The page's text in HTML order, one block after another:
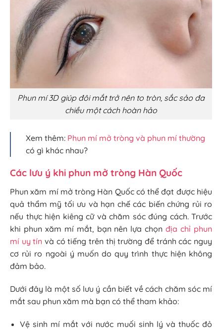
Phun mí 3D giúp đôi mắt trở nên to tròn, sắc sảo đa
chiều một cách hoàn hảo
Xem thêm: Phun mí mở tròng và phun mí thường
có gì khác nhau?
Các lưu ý khi phun mở tròng Hàn Quốc
Phun xăm mí mở tròng Hàn Quốc có thể đạt được hiệu
quả thẩm mỹ tối ưu và hạn chế các biến chứng rủi ro
nếu thực hiện kiêng cữ và chăm sóc đúng cách. Trước
khi phun xăm mí mắt, bạn nên lựa chọnđịa chỉ phun
mí uy tín và có tiếng trên thị trường để tránh các nguy
cơ rủi ro ngoài ý muốn do quy trình thực hiện không
đảm bảo.
Dưới đây là một số lưu ý cần biết về cách chăm sóc mí
mắt sau phun xăm mà bạn có thể tham khảo:
Vệ sinh mí mắt với nước muối sinh lý và thuốc đỏ